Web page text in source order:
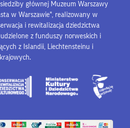
głównej Muzeum Warszawy
w Warszawie", realizowany w
i rewitalizacja dziedzictwa
z funduszy norweskich i
z Islandii, Liechtensteinu i